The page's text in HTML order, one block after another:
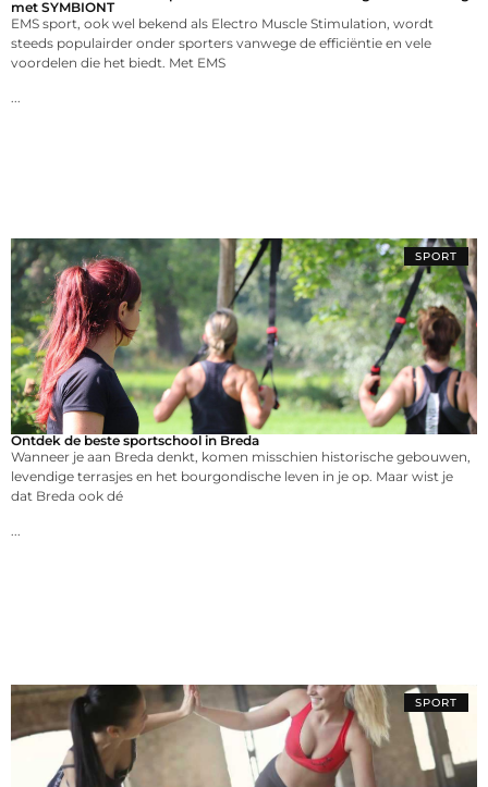
met SYMBIONT
EMS sport, ook wel bekend als Electro Muscle Stimulation, wordt
steeds populairder onder sporters vanwege de efficiëntie en vele
voordelen die het biedt. Met EMS
...
SPORT
Ontdek de beste sportschool in Breda
Wanneer je aan Breda denkt, komen misschien historische gebouwen,
levendige terrasjes en het bourgondische leven in je op. Maar wist je
dat Breda ook dé
...
SPORT